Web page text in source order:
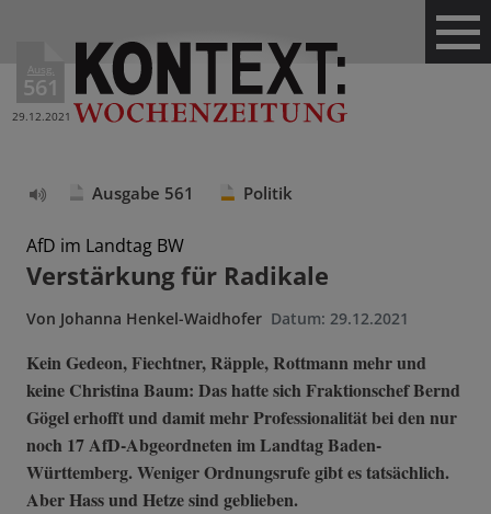
Ausg.
561
29.12.2021
vorlesen
Ausgabe 561 Politik
AfD im Landtag BW
Verstärkung für Radikale
Von Johanna Henkel-Waidhofer Datum: 29.12.2021
Kein Gedeon, Fiechtner, Räpple, Rottmann mehr und
keine Christina Baum: Das hatte sich Fraktionschef Bernd
Gögel erhofft und damit mehr Professionalität bei den nur
noch 17 AfD-Abgeordneten im Landtag Baden-
Württemberg. Weniger Ordnungsrufe gibt es tatsächlich.
Aber Hass und Hetze sind geblieben.